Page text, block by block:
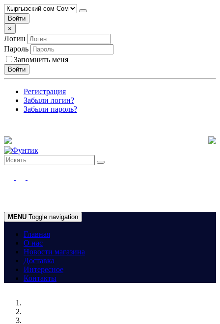
Войти
×
Логин
Пароль
Запомнить меня
Войти
Регистрация
Забыли логин?
Забыли пароль?
MENU Toggle navigation
Главная
О нас
Новости магазина
Доставка
Интересное
Контакты